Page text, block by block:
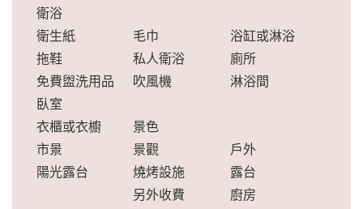
衛浴
衛生紙
毛巾
浴缸或淋浴
拖鞋
私人衛浴
廁所
免費盥洗用品
吹風機
淋浴間
臥室
衣櫃或衣櫥
景色
市景
景觀
戶外
陽光露台
燒烤設施
另外收費
露台
廚房